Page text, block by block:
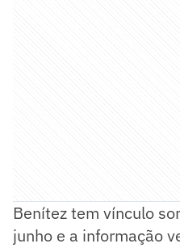
Benítez tem vínculo
junho e a informação